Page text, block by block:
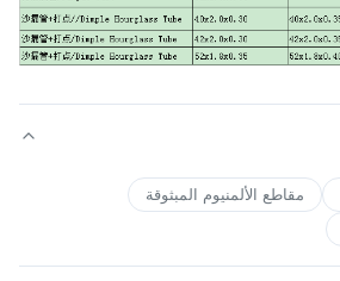
مقاطع الألمنيوم المبثوقة